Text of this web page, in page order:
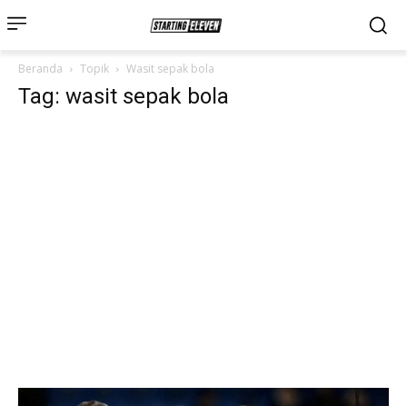
Beranda Topik Wasit sepak bola
Tag: wasit sepak bola